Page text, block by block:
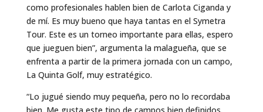
como profesionales hablen bien de Carlota Ciganda y
de mí. Es muy bueno que haya tantas en el Symetra
Tour. Este es un torneo importante para ellas, espero
que jueguen bien”, argumenta la malagueña, que se
enfrenta a partir de la primera jornada con un campo,
La Quinta Golf, muy estratégico.
“Lo jugué siendo muy pequeña, pero no lo recordaba